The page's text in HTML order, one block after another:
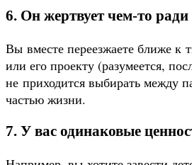
6. Он жертвует чем-то ради
Вы вместе переезжаете ближе к
или его проекту (разумеется,
не приходится выбирать между
частью жизни.
7. У вас одинаковые